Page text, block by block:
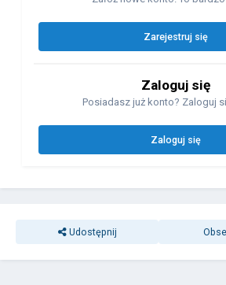
Zarejestruj się
Zaloguj się
Posiadasz już konto? Zaloguj
Zaloguj się
Udostępnij